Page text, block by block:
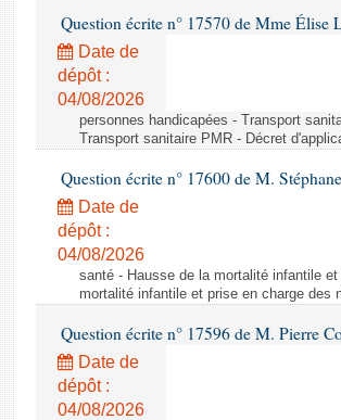
Question écrite n° 17570 de Mme Élise
Date de
dépôt :
04/08/2026
personnes handicapées - Transport
Transport sanitaire PMR - Décret
Question écrite n° 17600 de M.
Date de
dépôt :
04/08/2026
santé - Hausse de la mortalité infantile
mortalité infantile et prise en charge des
Question écrite n° 17596 de M. Pierre
Date de
dépôt :
04/08/2026